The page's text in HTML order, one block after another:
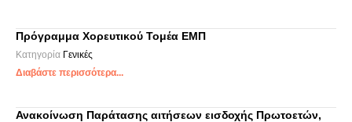
Πρόγραμμα Χορευτικού Τομέα ΕΜΠ
Κατηγορία Γενικές
Διαβάστε περισσότερα...
Ανακοίνωση Παράτασης αιτήσεων εισδοχής Πρωτοετών,